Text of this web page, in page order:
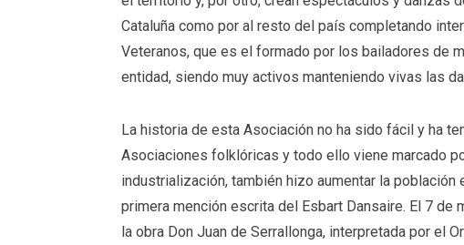
Cataluña como por al resto del país completando
Veteranos, que es el formado por los bailadores de
entidad, siendo muy activos manteniendo vivas las
La historia de esta Asociación no ha sido fácil y ha
Asociaciones folklóricas y todo ello viene marcado
industrialización, también hizo aumentar la población
primera mención escrita del Esbart Dansaire. El 7
la obra Don Juan de Serrallonga, interpretada por el